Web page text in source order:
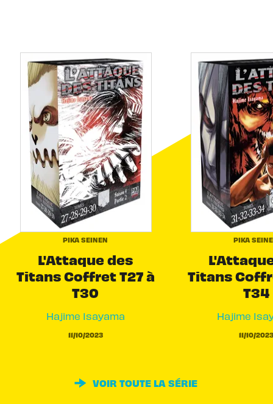
PIKA SEINEN
L'Attaque des
Titans Coffret T27 à
T30
Hajime Isayama
11/10/2023
PIKA
Titans
T34
Hajime
11/10/2023
VOIR TOUTE LA SÉRIE